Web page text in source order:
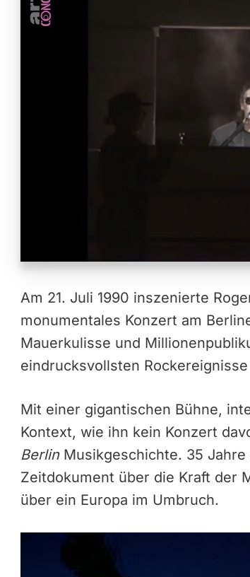
Am 21. Juli 1990 inszenierte
monumentales Konzert am
Mauerkulisse und
eindrucksvollsten
Mit einer gigantischen Bühne,
Kontext, wie ihn kein Konzert
BerlinMusikgeschichte. 35
Zeitdokument über die Kraft der
über ein Europa im Umbruch.